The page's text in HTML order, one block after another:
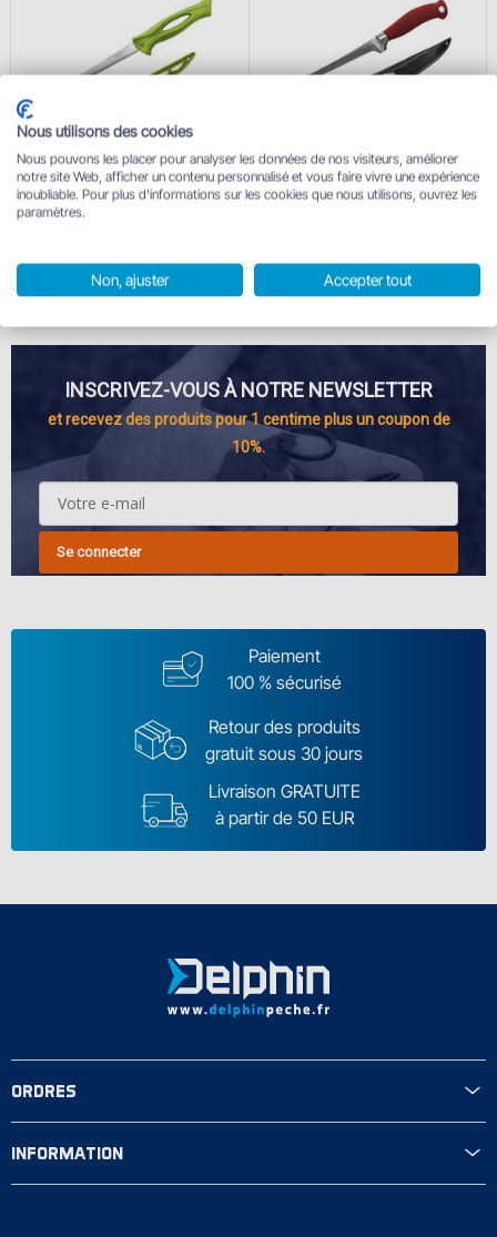
Couteau à filet Delphin B-
MAXI
lame 15,5cm
En stock
Couteau à filet Delphin
YAPAN
lame 17,5cm
En stock
INSCRIVEZ-VOUS À NOTRE NEWSLETTER
et recevez des produits pour 1 centime plus un coupon de
10%.
Se connecter
Paiement
100 % sécurisé
Retour des produits
gratuit sous 30 jours
Livraison GRATUITE
à partir de 50 EUR
ORDRES
INFORMATION
Nous utilisons des cookies
Nous pouvons les placer pour analyser les données de nos visiteurs, améliorer
notre site Web, afficher un contenu personnalisé et vous faire vivre une expérience
inoubliable. Pour plus d'informations sur les cookies que nous utilisons, ouvrez les
paramètres.
Non, ajuster Accepter tout